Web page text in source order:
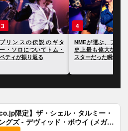
4
NMEが選ぶ、プリンスが
史上最も偉大なロック・
スターだった瞬間10選
5
プリンス、生前
文書の中でケイ
ペリーやエド
限定】ザ・シェル・タルミー・
グズ - デヴィッド・ボウイ (メガジ